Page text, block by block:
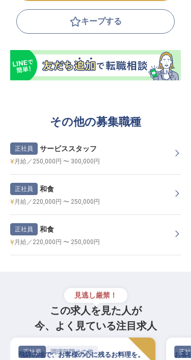
キープする
その他の募集職種
正社員 サービススタッフ
月給／250,000円 〜 300,000円
正社員 和食
月給／220,000円 〜 250,000円
正社員 和食
月給／220,000円 〜 250,000円
見逃し厳禁！
この求人を見た人が
今、よく見ている注目求人
正社員 調理部門その他
飛騨の地で、お客様の心に残るお料理を。
正社
お客